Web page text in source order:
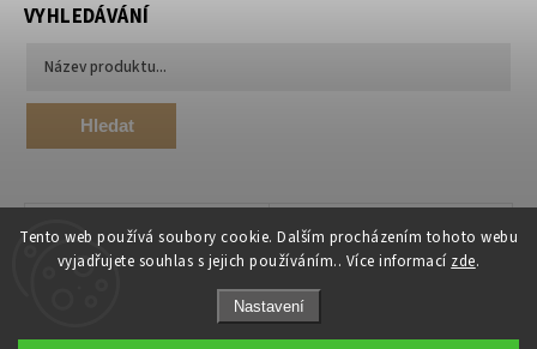
Tento web používá soubory cookie. Dalším procházením tohoto webu
vyjadřujete souhlas s jejich používáním.. Více informací zde.
Nastavení
VYHLEDÁVÁNÍ
Hledat